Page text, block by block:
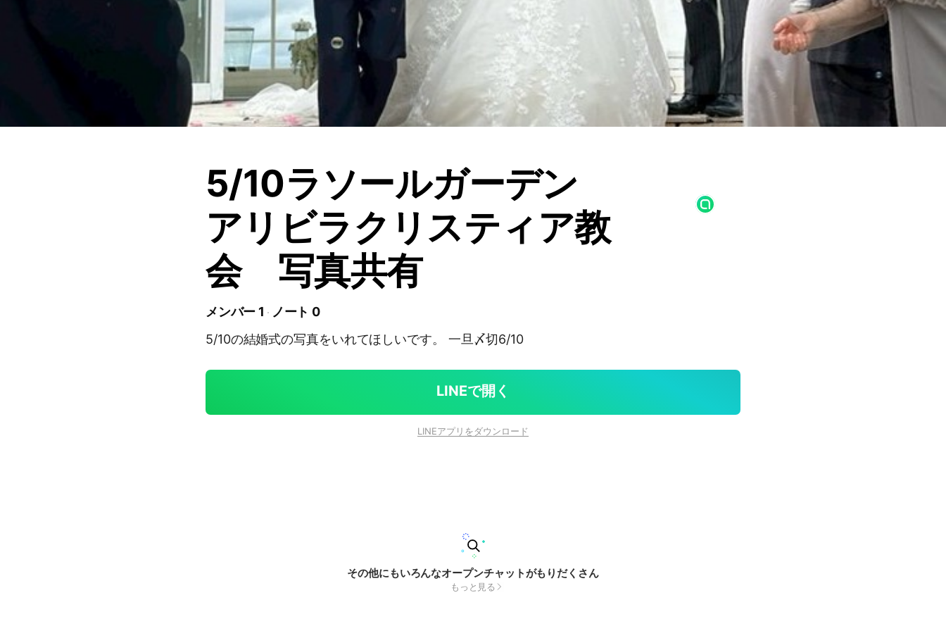
5/10ラソールガーデン
アリビラクリスティア教
会 写真共有
メンバー 1
ノート 0
5/10の結婚式の写真をいれてほしいです。 一旦〆切6/10
LINEで開く
LINEアプリをダウンロード
その他にもいろんなオープンチャットがもりだくさん
もっと見る